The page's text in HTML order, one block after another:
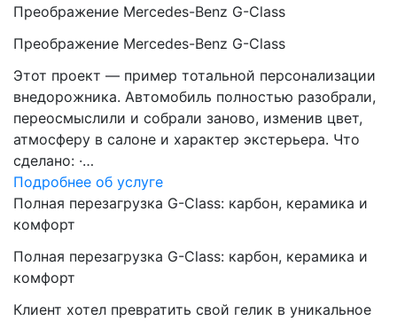
Преображение Mercedes-Benz G-Class
Преображение Mercedes-Benz G-Class
Этот проект — пример тотальной персонализации
внедорожника. Автомобиль полностью разобрали,
переосмыслили и собрали заново, изменив цвет,
атмосферу в салоне и характер экстерьера. Что
сделано: ·…
Подробнее об услуге
Полная перезагрузка G-Class: карбон, керамика и
комфорт
Полная перезагрузка G-Class: карбон, керамика и
комфорт
Клиент хотел превратить свой гелик в уникальное